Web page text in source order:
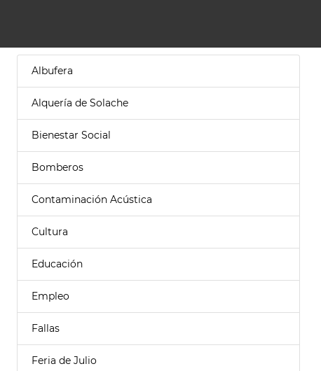
Albufera
Alquería de Solache
Bienestar Social
Bomberos
Contaminación Acústica
Cultura
Educación
Empleo
Fallas
Feria de Julio